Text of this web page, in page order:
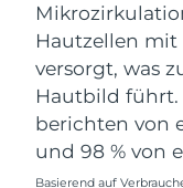
Hautzellen mit
versorgt, was
Hautbild führt.
berichten von
und 98 % von
Basierend auf
Südafrika
Südkorea
Spanien